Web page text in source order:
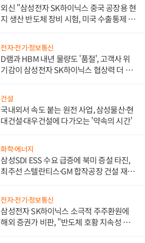
외신 "삼성전자 SK하이닉스 중국 공장용 현
지 생산 반도체 장비 시험, 미국 수출통제 대
전자·전기·정보통신
D램과 HBM 내년 물량도 '품절', 고객사 위
기감이 삼성전자 SK하이닉스 협상력 더 키
건설
국내외서 속도 붙는 원전 사업, 삼성물산·현
대건설·대우건설에 다가오는 '약속의 시간'
화학·에너지
삼성SDI ESS 수요 급증에 북미 증설 타진,
최주선 스텔란티스·GM 합작공장 건설 재추
전자·전기·정보통신
삼성전자 SK하이닉스 소극적 주주환원에
해외 증권가 비판, "반도체 호황 지속성 의